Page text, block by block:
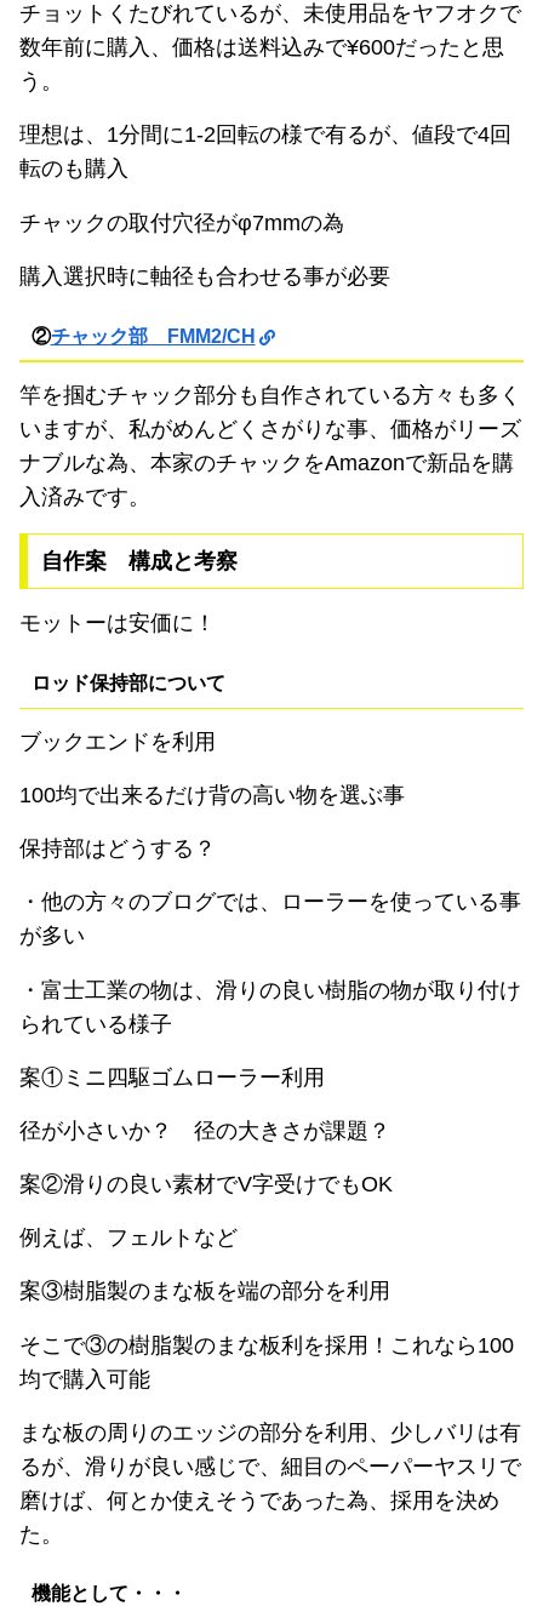
チョットくたびれているが、未使用品をヤフオクで
数年前に購入、価格は送料込みで¥600だったと思
う。
理想は、1分間に1-2回転の様で有るが、値段で4回
転のも購入
チャックの取付穴径がφ7mmの為
購入選択時に軸径も合わせる事が必要
②チャック部 FMM2/CH
竿を掴むチャック部分も自作されている方々も多く
いますが、私がめんどくさがりな事、価格がリーズ
ナブルな為、本家のチャックをAmazonで新品を購
入済みです。
自作案 構成と考察
モットーは安価に！
ロッド保持部について
ブックエンドを利用
100均で出来るだけ背の高い物を選ぶ事
保持部はどうする？
・他の方々のブログでは、ローラーを使っている事
が多い
・富士工業の物は、滑りの良い樹脂の物が取り付け
られている様子
案①ミニ四駆ゴムローラー利用
径が小さいか？ 径の大きさが課題？
案②滑りの良い素材でV字受けでもOK
例えば、フェルトなど
案③樹脂製のまな板を端の部分を利用
そこで③の樹脂製のまな板利を採用！これなら100
均で購入可能
まな板の周りのエッジの部分を利用、少しバリは有
るが、滑りが良い感じで、細目のペーパーヤスリで
磨けば、何とか使えそうであった為、採用を決め
た。
機能として・・・